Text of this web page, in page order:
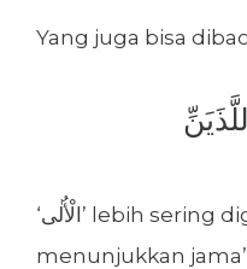
Yang juga bisa
‘الْأُلٰى’ lebih sering digunakan untuk
menunjukkan